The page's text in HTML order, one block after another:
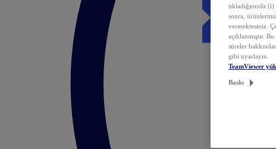
tıkladığınızda
sonra,
vermektesiniz.
açıklanmıştır.
süreler
gibi uyarlayın.
TeamViewer
Baskı